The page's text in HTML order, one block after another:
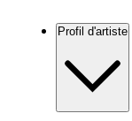
Profil d'artiste